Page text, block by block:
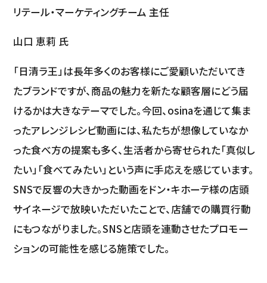
リテール・マーケティングチーム 主任
山口 恵莉 氏
「日清ラ王」は長年多くのお客様にご愛顧いただいてき
たブランドですが、商品の魅力を新たな顧客層にどう届
けるかは大きなテーマでした。今回、osinaを通じて集ま
ったアレンジレシピ動画には、私たちが想像していなか
った食べ方の提案も多く、生活者から寄せられた「真似し
たい」「食べてみたい」という声に手応えを感じています。
SNSで反響の大きかった動画をドン・キホーテ様の店頭
サイネージで放映いただいたことで、店舗での購買行動
にもつながりました。SNSと店頭を連動させたプロモー
ションの可能性を感じる施策でした。